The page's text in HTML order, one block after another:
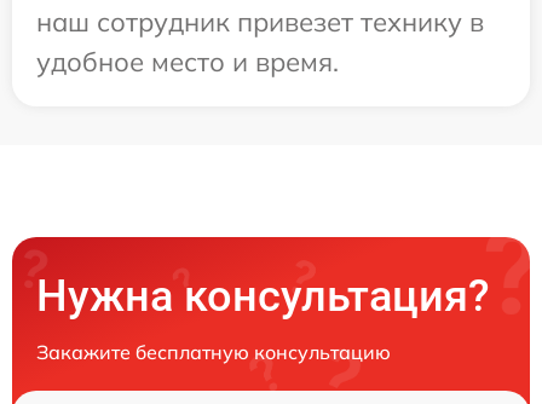
наш сотрудник привезет технику в
удобное место и время.
Нужна консультация?
Закажите бесплатную консультацию